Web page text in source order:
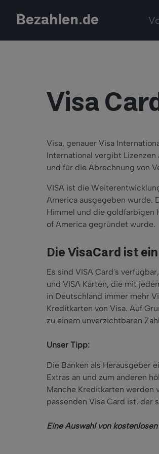
Bezahlen.de
Visa
Visa, genauer Visa
International vergibt
und für die Abrechnung von
VISA ist die
America ausgegeben wurde.
Himmel und die goldfarbigen
of America gegründet wurde.
Die VisaCard ist
Es sind VISA Card's
und VISA Karten, die mit
in Deutschland immer mehr
Kreditkarten von Visa. Auf
zu einem unverzichtbaren
Unser Tipp:
Die Banken als Herausgeber
Extras an und zum anderen
Manche Kreditkarten werden
passenden Visa Card ist,
Eine Auswahl von